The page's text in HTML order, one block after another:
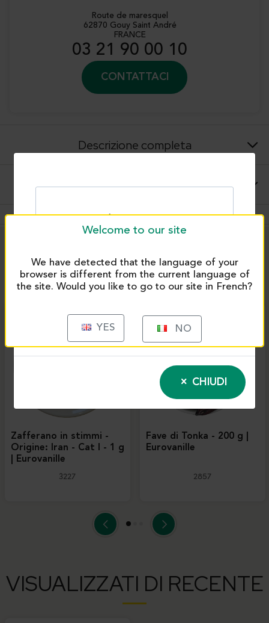
Route de maresquel
62870 Gouy Saint André
FRANCE
03 21 90 00 10
CONTATTACI
Descrizione completa
Suggerimenti per l'uso e applicazioni
PRODUITS SIMILAIRES
Zafferano in stimmi -
Origine: Iran - Cat I - 1 g
| Eurovanille
3227
Fave di Tonka - 200 g |
Eurovanille
2857
VISUALIZZATI DI RECENTE
CHIUDI
Welcome to our site
We have detected that the language of your
browser is different from the current language of
the site. Would you like to go to our site in French?
YES NO